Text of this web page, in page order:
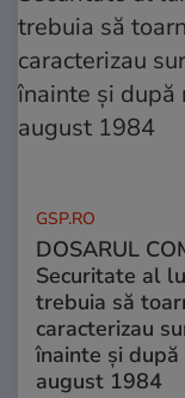
GSP.RO
DOSARUL
Securitate al
trebuia să
caracterizau
înainte și
august 1984